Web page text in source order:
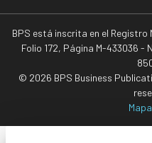
BPS está inscrita en el Registro
Folio 172, Página M-433036 -
© 2026 BPS Business